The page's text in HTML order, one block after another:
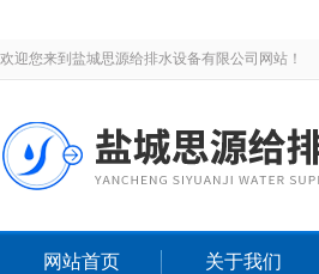
欢迎您来到盐城思源给排水设备有限公司网站！
网站首页 关于我们